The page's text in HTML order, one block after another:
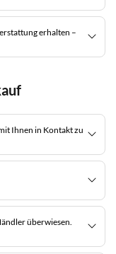
erhalten –
Ihnen in Kontakt zu
überwiesen.